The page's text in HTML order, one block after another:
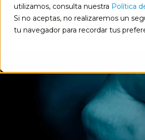
utilizamos, consulta nuestra Política
Si no aceptas, no realizaremos un
tu navegador para recordar tus